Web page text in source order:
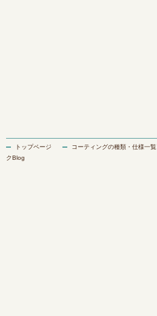
トップページ コーティングの種類・仕様一覧
クBlog